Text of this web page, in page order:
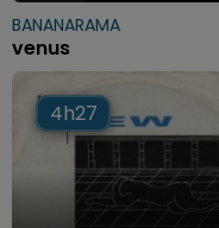
BANANARAMA
venus
4h27
4h27